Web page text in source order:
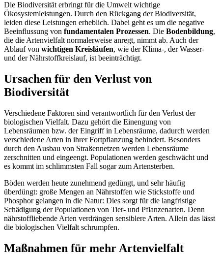
Die Biodiversität erbringt für die Umwelt wichtige
Ökosystemleistungen. Durch den Rückgang der Biodiversität,
leiden diese Leistungen erheblich. Dabei geht es um die negative
Beeinflussung von fundamentalen Prozessen. Die Bodenbildung,
die die Artenvielfalt normalerweise anregt, nimmt ab. Auch der
Ablauf von wichtigen Kreisläufen, wie der Klima-, der Wasser-
und der Nährstoffkreislauf, ist beeinträchtigt.
Ursachen für den Verlust von
Biodiversität
Verschiedene Faktoren sind verantwortlich für den Verlust der
biologischen Vielfalt. Dazu gehört die Einengung von
Lebensräumen bzw. der Eingriff in Lebensräume, dadurch werden
verschiedene Arten in ihrer Fortpflanzung behindert. Besonders
durch den Ausbau von Straßennetzen werden Lebensräume
zerschnitten und eingeengt. Populationen werden geschwächt und
es kommt im schlimmsten Fall sogar zum Artensterben.
Böden werden heute zunehmend gedüngt, und sehr häufig
überdüngt: große Mengen an Nährstoffen wie Stickstoffe und
Phosphor gelangen in die Natur: Dies sorgt für die langfristige
Schädigung der Populationen von Tier- und Pflanzenarten. Denn
nährstoffliebende Arten verdrängen sensiblere Arten. Allein das lässt
die biologischen Vielfalt schrumpfen.
Maßnahmen für mehr Artenvielfalt